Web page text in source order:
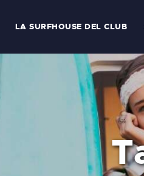
LA SURFHOUSE DEL CLUB